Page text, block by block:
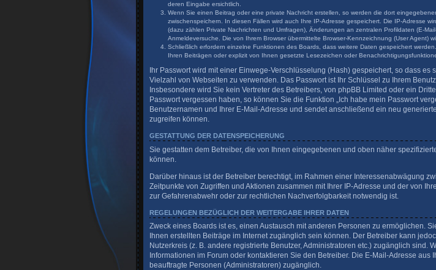
deren Eingabe ersichtlich.
Wenn Sie einen Beitrag oder eine private Nachricht erstellen, so werden die dort
zwischenspeichern. In diesen Fällen wird auch Ihre IP-Adresse gespeichert. Die IP-Adresse
(dazu zählen Private Nachrichten und Umfragen), Änderungen an zentralen Profildaten (E-
Anmeldeversuche. Die von Ihrem Browser übermittelte Browser-Kennzeichnung (User Agent)
Schließlich erfordern einzelne Funktionen des Boards, dass weitere Daten gespeichert
Ihren Beiträgen oder explizit von Ihnen gesetzte Lesezeichen oder
Ihr Passwort wird mit einer Einwege-Verschlüsselung (Hash) gespeichert, so dass
Vielzahl von Webseiten zu verwenden. Das Passwort ist Ihr Schlüssel zu Ihrem
Insbesondere wird Sie kein Vertreter des Betreibers, von phpBB Limited oder ein
Passwort vergessen haben, so können Sie die Funktion „Ich habe mein Passwort
Benutzernamen und Ihrer E-Mail-Adresse und sendet anschließend ein neu
zugreifen können.
GESTATTUNG DER DATENSPEICHERUNG
Sie gestatten dem Betreiber, die von Ihnen eingegebenen und oben näher
können.
Darüber hinaus ist der Betreiber berechtigt, im Rahmen einer Interessenabwägung
Zeitpunkte von Zugriffen und Aktionen zusammen mit Ihrer IP-Adresse und der von
zur Gefahrenabwehr oder zur rechtlichen Nachverfolgbarkeit notwendig ist.
REGELUNGEN BEZÜGLICH DER WEITERGABE IHRER DATEN
Zweck eines Boards ist es, einen Austausch mit anderen Personen zu ermöglichen.
Ihnen erstellten Beiträge im Internet zugänglich sein können. Der Betreiber kann
Nutzerkreis (z. B. andere registrierte Benutzer, Administratoren etc.) zugänglich sind.
Informationen im Forum oder kontaktieren Sie den Betreiber. Die E-Mail-Adresse
beauftragte Personen (Administratoren) zugänglich.